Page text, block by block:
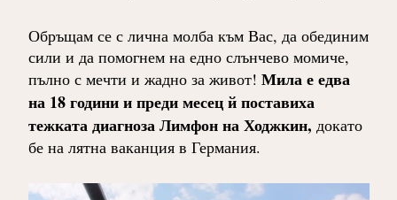
Обръщам се с лична молба към Вас, да обединим
сили и да помогнем на едно слънчево момиче,
пълно с мечти и жадно за живот! Мила е едва
на 18 години и преди месец й поставиха
тежката диагноза Лимфон на Ходжкин, докато
бе на лятна ваканция в Германия.